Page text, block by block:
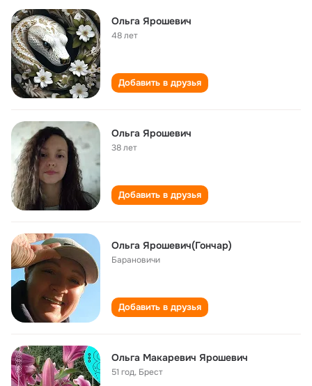
Ольга Ярошевич
48 лет
Добавить в друзья
Ольга Ярошевич
38 лет
Добавить в друзья
Ольга Ярошевич(Гончар)
Барановичи
Добавить в друзья
Ольга Макаревич Ярошевич
51 год, Брест